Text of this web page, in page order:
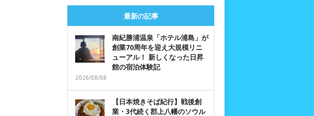
最新の記事
南紀勝浦温泉「ホテル浦島」が
創業70周年を迎え大規模リニ
ューアル！ 新しくなった日昇
館の宿泊体験記
2026/08/08
【日本焼きそば紀行】戦後創
業・3代続く郡上八幡のソウル